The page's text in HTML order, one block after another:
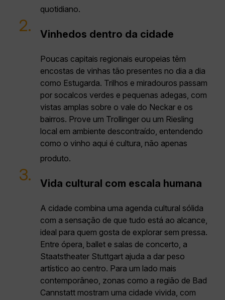
quotidiano.
2. Vinhedos dentro da cidade
Poucas capitais regionais europeias têm
encostas de vinhas tão presentes no dia a dia
como Estugarda. Trilhos e miradouros passam
por socalcos verdes e pequenas adegas, com
vistas amplas sobre o vale do Neckar e os
bairros. Prove um Trollinger ou um Riesling
local em ambiente descontraído, entendendo
como o vinho aqui é cultura, não apenas
produto.
3. Vida cultural com escala humana
A cidade combina uma agenda cultural sólida
com a sensação de que tudo está ao alcance,
ideal para quem gosta de explorar sem pressa.
Entre ópera, ballet e salas de concerto, a
Staatstheater Stuttgart ajuda a dar peso
artístico ao centro. Para um lado mais
contemporâneo, zonas como a região de Bad
Cannstatt mostram uma cidade vivida, com